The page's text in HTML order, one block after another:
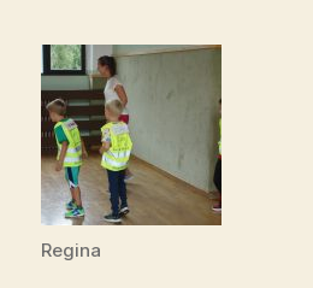
Regina